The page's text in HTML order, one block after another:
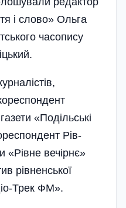
і слово» Оль­га
часопису
«Подільські
Рів­
«Рівне вечірнє»
рівненської
Трек ФМ».